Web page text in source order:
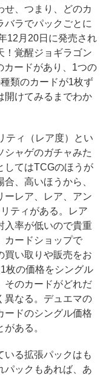
せ、つまり、どのカ
バラでパックごとに
12月20日に発売され
！覚醒ジョギラゴン
カードがあり、1つの
類のカードが1枚ず
開けてみるまでわか
ティ（レア度）とい
シャゲのガチャみた
してはTCGのほうが
、高いほうから、
ーレア、レア、アン
ティがある。レア
入率が低いので貴重
カードショップで
買い取りや販売をお
枚の価格をシングル
そのカードがどれだ
異なる。デュエマの
ードのシングル価格
ある。
る拡張パックはも
パックもあれば、あ